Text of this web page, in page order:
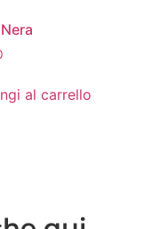
al carrello